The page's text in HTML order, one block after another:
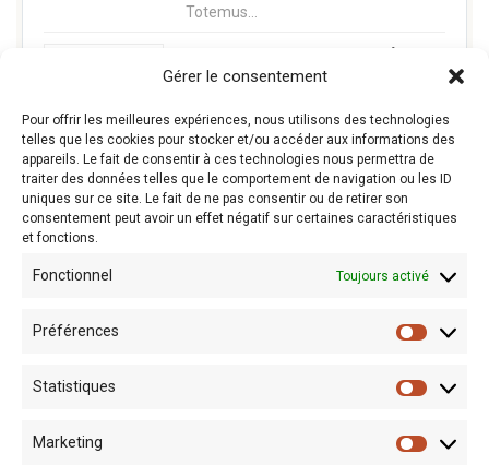
Gérer le consentement
Pour offrir les meilleures expériences, nous utilisons des technologies
telles que les cookies pour stocker et/ou accéder aux informations des
appareils. Le fait de consentir à ces technologies nous permettra de
traiter des données telles que le comportement de navigation ou les ID
uniques sur ce site. Le fait de ne pas consentir ou de retirer son
consentement peut avoir un effet négatif sur certaines caractéristiques
et fonctions.
Fonctionnel Toujours activé
Préférences
Statistiques
Marketing
Totemus…
Cazier et le Centre Historique Minier ,
CINEMINE vous invite à découvrir
l'histoire minière franco-belge à
travers le regard…